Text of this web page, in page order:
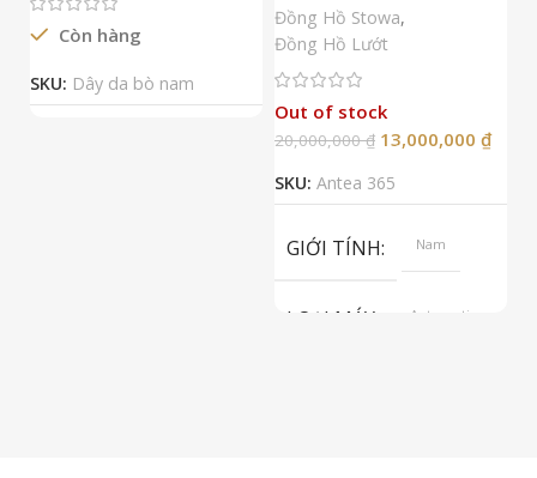
Còn hàng
SKU: Dây da bò nam
Đồng Hồ Stowa,
Đồng Hồ Lướt
Out of stock
20,000,000₫ 13,000,000 ₫
SKU: Antea 365
GIỚI TÍNH Nam
LOẠI MÁY
Automatic